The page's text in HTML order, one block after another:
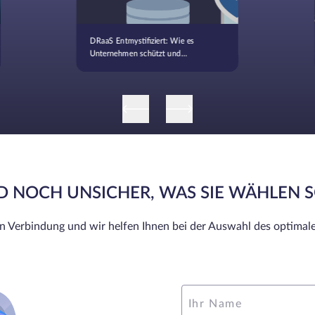
DRaaS Entmystifiziert: Wie es
Unternehmen schützt und
NOCH UNSICHER, WAS SIE WÄHLEN
Verbindung und wir helfen Ihnen bei der Auswahl des
Ihr Name